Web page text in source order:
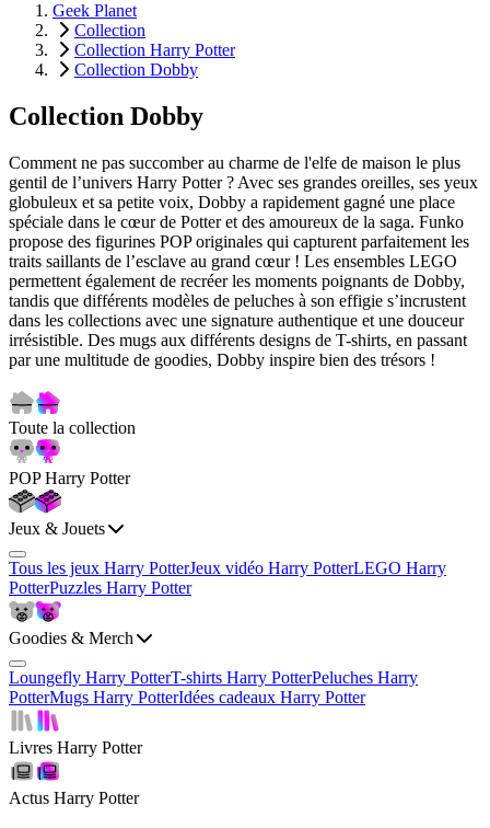
Geek Planet
Collection
Collection Harry Potter
Collection Dobby
Collection Dobby
Comment ne pas succomber au charme de l'elfe de maison le plus
gentil de l’univers Harry Potter ? Avec ses grandes oreilles, ses yeux
globuleux et sa petite voix, Dobby a rapidement gagné une place
spéciale dans le cœur de Potter et des amoureux de la saga. Funko
propose des figurines POP originales qui capturent parfaitement les
traits saillants de l’esclave au grand cœur ! Les ensembles LEGO
permettent également de recréer les moments poignants de Dobby,
tandis que différents modèles de peluches à son effigie s’incrustent
dans les collections avec une signature authentique et une douceur
irrésistible. Des mugs aux différents designs de T-shirts, en passant
par une multitude de goodies, Dobby inspire bien des trésors !
Toute la collection
POP Harry Potter
Jeux & Jouets
Tous les jeux Harry PotterJeux vidéo Harry PotterLEGO Harry
PotterPuzzles Harry Potter
Goodies & Merch
Loungefly Harry PotterT-shirts Harry PotterPeluches Harry
PotterMugs Harry PotterIdées cadeaux Harry Potter
Livres Harry Potter
Actus Harry Potter